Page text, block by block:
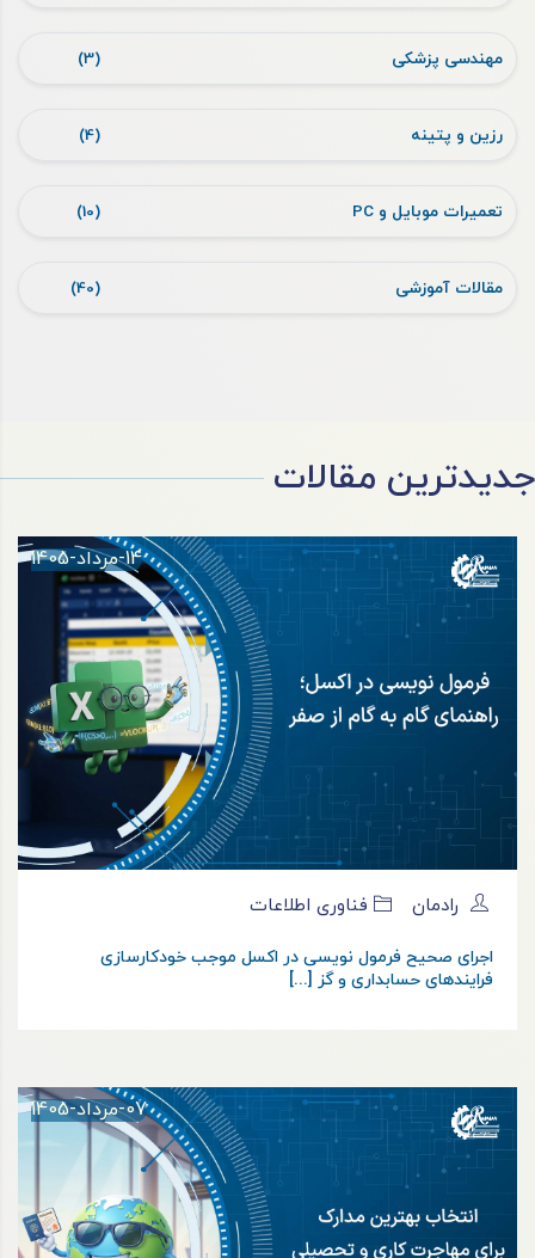
مهندسی پزشکی (3)
رزین و پتینه (4)
تعمیرات موبایل و PC (10)
مقالات آموزشی (40)
جدیدترین مقالات
14-مرداد-1405
رادمان فناوری اطلاعات
اجرای صحیح فرمول نویسی در اکسل موجب خودکارسازی
فرایندهای حسابداری و گز [...]
07-مرداد-1405